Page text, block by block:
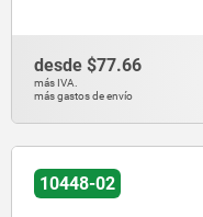
desde $77.66
más IVA.
más gastos de envío
10448-02